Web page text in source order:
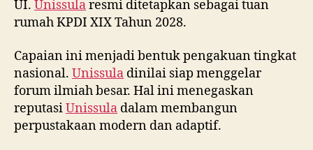
UI. Unissularesmi ditetapkan sebagai tuan
rumah KPDI XIX Tahun 2028.
Capaian ini menjadi bentuk pengakuan tingkat
nasional. Unissula dinilai siap menggelar
forum ilmiah besar. Hal ini menegaskan
reputasiUnissula dalam membangun
perpustakaan modern dan adaptif.